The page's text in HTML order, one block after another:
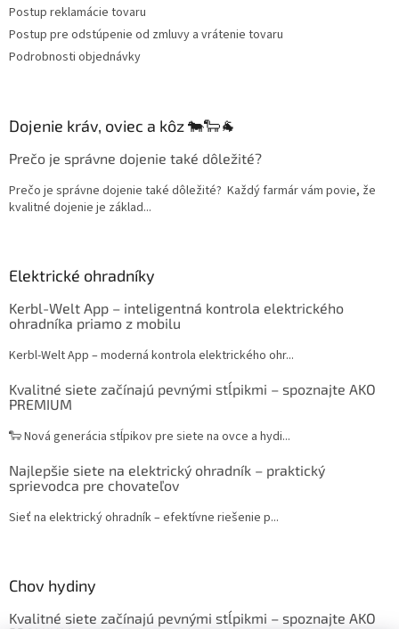
Postup reklamácie tovaru
Postup pre odstúpenie od zmluvy a vrátenie tovaru
Podrobnosti objednávky
Dojenie kráv, oviec a kôz 🐄🐑🐐
Prečo je správne dojenie také dôležité?
Prečo je správne dojenie také dôležité? Každý farmár vám povie, že
kvalitné dojenie je základ...
Elektrické ohradníky
Kerbl-Welt App – inteligentná kontrola elektrického
ohradníka priamo z mobilu
Kerbl-Welt App – moderná kontrola elektrického ohr...
Kvalitné siete začínajú pevnými stĺpikmi – spoznajte AKO
PREMIUM
🐑 Nová generácia stĺpikov pre siete na ovce a hydi...
Najlepšie siete na elektrický ohradník – praktický
sprievodca pre chovateľov
Sieť na elektrický ohradník – efektívne riešenie p...
Chov hydiny
Kvalitné siete začínajú pevnými stĺpikmi – spoznajte AKO